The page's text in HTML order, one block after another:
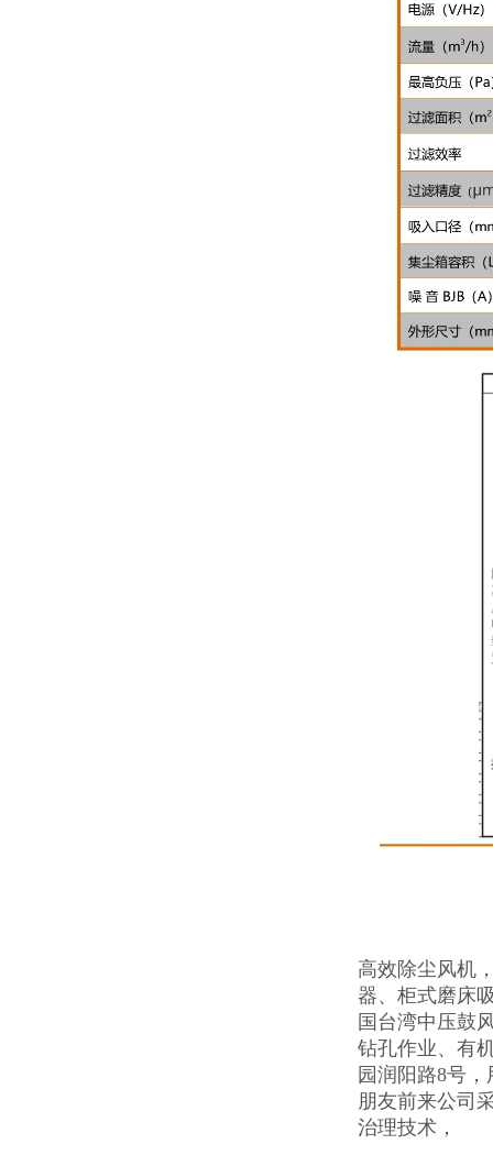
高效除尘风机
器、柜式磨床
国台湾中压鼓
钻孔作业、有
园润阳路8号
朋友前来公司
治理技术，